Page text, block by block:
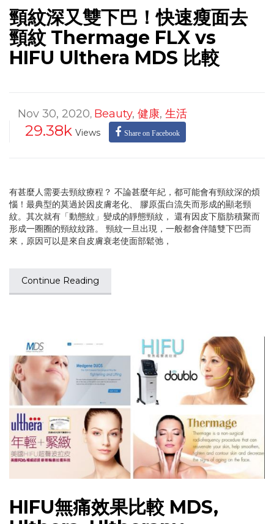
頸紋深又雙下巴！快速瘦面去
頸紋 Thermage FLX vs
HIFU Ulthera MDS 比較
Nov 30, 2020, Beauty, 健康, 生活
29.38k Views Share on Facebook
有甚麼人需要去頸紋療程？ 不論甚麼年紀，都可能會有頸紋深的煩
惱！最典型的莫過於因皮膚老化、 膠原蛋白流失而形成的顯老頸
紋。其次就有「動態紋」變成的靜態頸紋， 還有因皮下脂肪積聚而
形成一圈圈的頸紋紋路。 頸紋一旦出現，一般都會伴隨雙下巴而
來，原因可以是來自皮膚衰老使面部鬆弛，
Continue Reading
HIFU無痛效果比較 MDS,